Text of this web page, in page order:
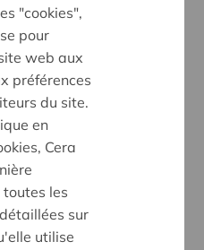
et respectueuse, sans
"cookies",
pour
web aux
préférences
du site.
en
Cera
les
sur
utilise